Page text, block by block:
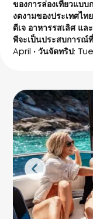
ของการล่องเที่ยวแบ
งดงามของประเทศไท
ดีเจ อาหารรสเลิศ แ
พีจะเป็นประสบการณ์
April • วันจัดทริป: